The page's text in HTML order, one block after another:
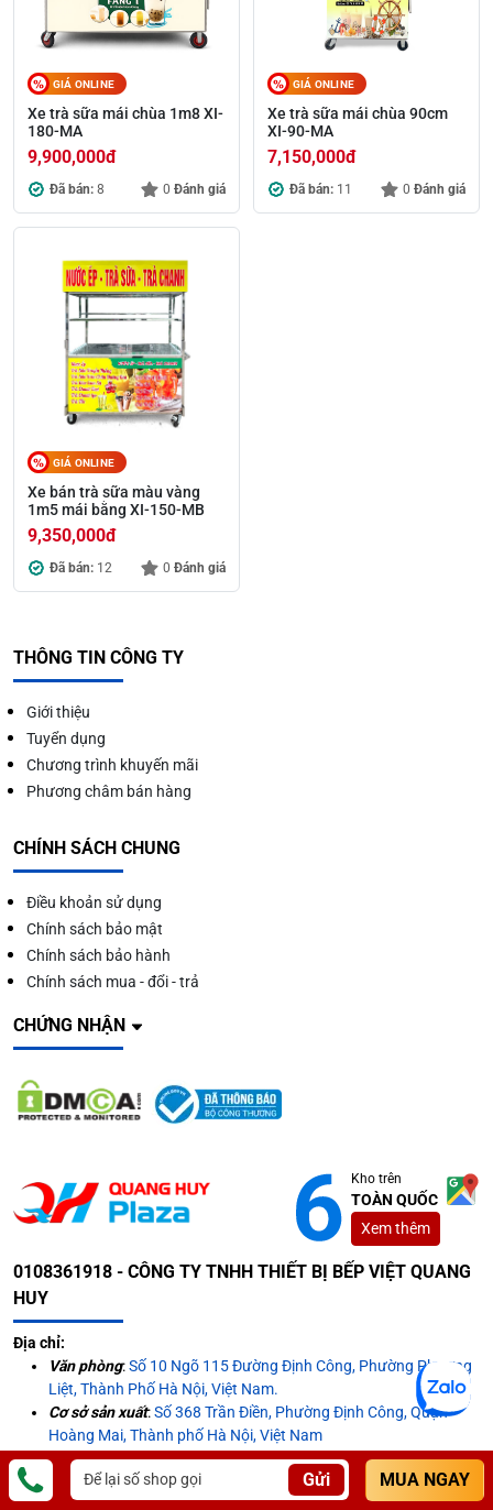
GIÁ ONLINE
Xe trà sữa mái chùa 1m8 XI-
180-MA
9,900,000đ
Đã bán: 8 0 Đánh giá
GIÁ ONLINE
Xe trà sữa mái chùa 90cm
XI-90-MA
7,150,000đ
Đã bán: 11 0 Đánh giá
GIÁ ONLINE
Xe bán trà sữa màu vàng
1m5 mái bằng XI-150-MB
9,350,000đ
Đã bán: 12 0 Đánh giá
THÔNG TIN CÔNG TY
Giới thiệu
Tuyển dụng
Chương trình khuyến mãi
Phương châm bán hàng
CHÍNH SÁCH CHUNG
Điều khoản sử dụng
Chính sách bảo mật
Chính sách bảo hành
Chính sách mua - đổi - trả
CHỨNG NHẬN
Kho trên
TOÀN QUỐC
Xem thêm
0108361918 - CÔNG TY TNHH THIẾT BỊ BẾP VIỆT QUANG
HUY
Địa chỉ:
Văn phòng:Số 10 Ngõ 115 Đường Định Công, Phường Phương
Liệt, Thành Phố Hà Nội, Việt Nam.
Cơ sở sản xuất:Số 368 Trần Điền, Phường Định Công, Quận
Hoàng Mai, Thành phố Hà Nội, Việt Nam
Email: cskh.quanghuyplaza@gmail.com Gửi MUA NGAY